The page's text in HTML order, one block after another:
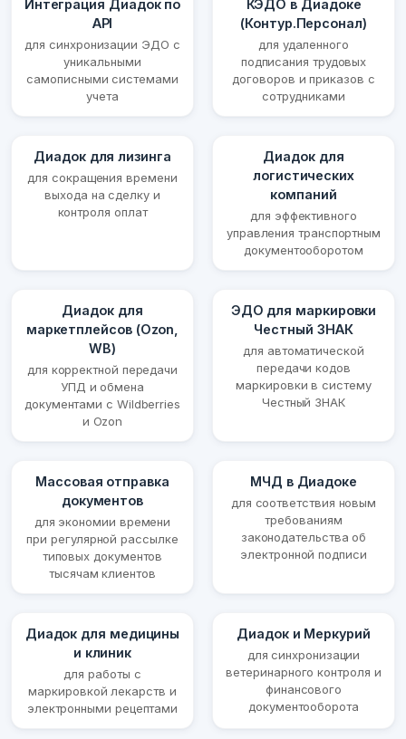
Интеграция Диадок по
API
для синхронизации ЭДО с
уникальными
самописными системами
учета
КЭДО в Диадоке
(Контур.Персонал)
для удаленного
подписания трудовых
договоров и приказов с
сотрудниками
Диадок для лизинга
для сокращения времени
выхода на сделку и
контроля оплат
Диадок для
логистических
компаний
для эффективного
управления транспортным
документооборотом
Диадок для
маркетплейсов (Ozon,
WB)
для корректной передачи
УПД и обмена
документами с Wildberries
и Ozon
ЭДО для маркировки
Честный ЗНАК
для автоматической
передачи кодов
маркировки в систему
Честный ЗНАК
Массовая отправка
документов
для экономии времени
при регулярной рассылке
типовых документов
тысячам клиентов
МЧД в Диадоке
для соответствия новым
требованиям
законодательства об
электронной подписи
Диадок для медицины
и клиник
для работы с
маркировкой лекарств и
электронными рецептами
Диадок и Меркурий
для синхронизации
ветеринарного контроля и
финансового
документооборота